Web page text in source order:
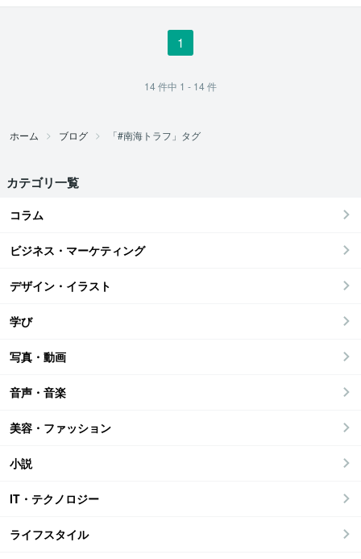
1
14件中 1 - 14件
ホーム ブログ 「#南海トラフ」タグ
カテゴリ一覧
コラム
ビジネス・マーケティング
デザイン・イラスト
学び
写真・動画
音声・音楽
美容・ファッション
小説
IT・テクノロジー
ライフスタイル